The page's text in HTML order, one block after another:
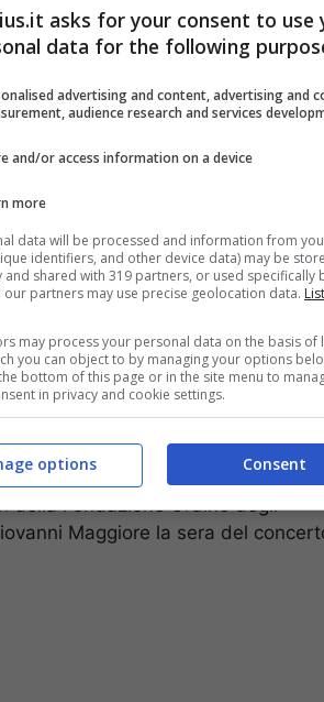
impresari di Jazz e fondatore
coinvolge Ella Fitzgerald
musicale, in un album che farà la
Norman, l’anno dopo riuscì a
opera di G Gershwin.
della Fondazione Ordine degli
Maggiore la sera del
asks for your consent to use
data for the following
advertising and content, advertising and
audience research and services
and/or access information on a device
more
data will be processed and information from
identifiers, and other device data) may be
and shared with 319 partners, or used specifically
our partners may use precise geolocation data.
may process your personal data on the basis of
you can object to by managing your options
bottom of this page or in the site menu to
in privacy and cookie settings.
Consent
options